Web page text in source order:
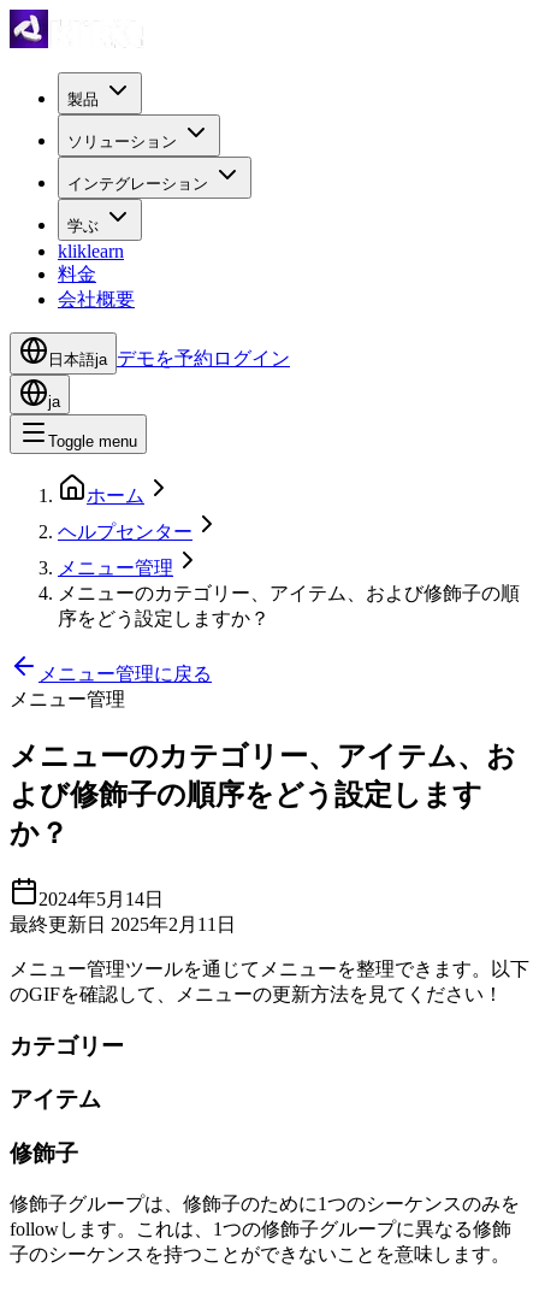
製品
ソリューション
インテグレーション
学ぶ
kliklearn
料金
会社概要
日本語ja デモを予約 ログイン
ja
Toggle menu
ホーム
ヘルプセンター
メニュー管理
メニューのカテゴリー、アイテム、および修飾子の順
序をどう設定しますか？
メニュー管理に戻る
メニュー管理
メニューのカテゴリー、アイテム、お
よび修飾子の順序をどう設定します
か？
2024年5月14日
最終更新日 2025年2月11日
メニュー管理ツールを通じてメニューを整理できます。以下
のGIFを確認して、メニューの更新方法を見てください！
カテゴリー
アイテム
修飾子
修飾子グループは、修飾子のために1つのシーケンスのみを
followします。これは、1つの修飾子グループに異なる修飾
子のシーケンスを持つことができないことを意味します。